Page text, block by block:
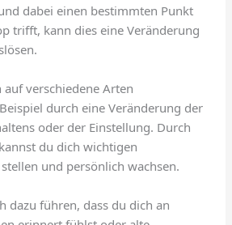
dabei einen bestimmten Punkt
trifft, kann dies eine Veränderung
auf verschiedene Arten
durch eine Veränderung der
oder der Einstellung. Durch
du dich wichtigen
und persönlich wachsen.
dazu führen, dass du dich an